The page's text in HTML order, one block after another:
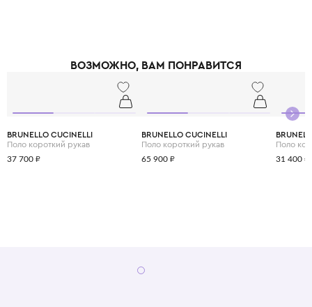
ВОЗМОЖНО, ВАМ ПОНРАВИТСЯ
BRUNELLO CUCINELLI
Поло короткий рукав
37 700 ₽
BRUNELLO CUCINELLI
Поло короткий рукав
65 900 ₽
Поло
31 400 ₽